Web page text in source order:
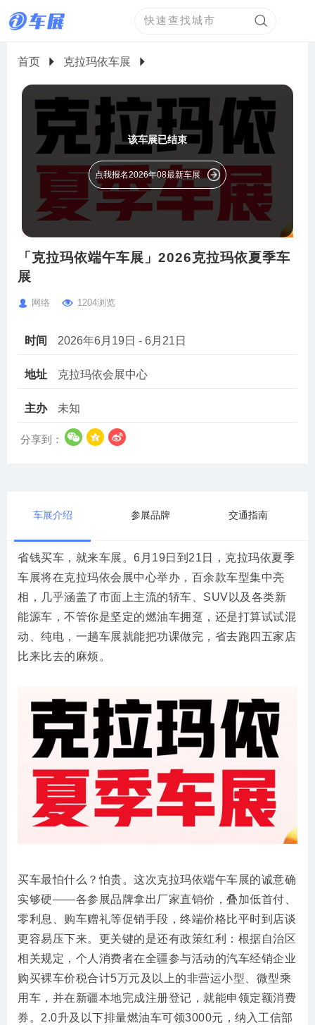
首页 克拉玛依车展
该车展已结束
点我报名2026年08最新车展
「克拉玛依端午车展」2026克拉玛依夏季车
展
网络 1204浏览
时间 2026年6月19日 - 6月21日
地址 克拉玛依会展中心
主办 未知
分享到：
车展介绍 参展品牌 交通指南
省钱买车，就来车展。6月19日到21日，克拉玛依夏季
车展将在克拉玛依会展中心举办，百余款车型集中亮
相，几乎涵盖了市面上主流的轿车、SUV以及各类新
能源车，不管你是坚定的燃油车拥趸，还是打算试试混
动、纯电，一趟车展就能把功课做完，省去跑四五家店
比来比去的麻烦。
买车最怕什么？怕贵。这次克拉玛依端午车展的诚意确
实够硬——各参展品牌拿出厂家直销价，叠加低首付、
零利息、购车赠礼等促销手段，终端价格比平时到店谈
更容易压下来。更关键的是还有政策红利：根据自治区
相关规定，个人消费者在全疆参与活动的汽车经销企业
购买裸车价税合计5万元及以上的非营运小型、微型乘
用车，并在新疆本地完成注册登记，就能申领定额消费
券。2.0升及以下排量燃油车可领3000元，纳入工信部